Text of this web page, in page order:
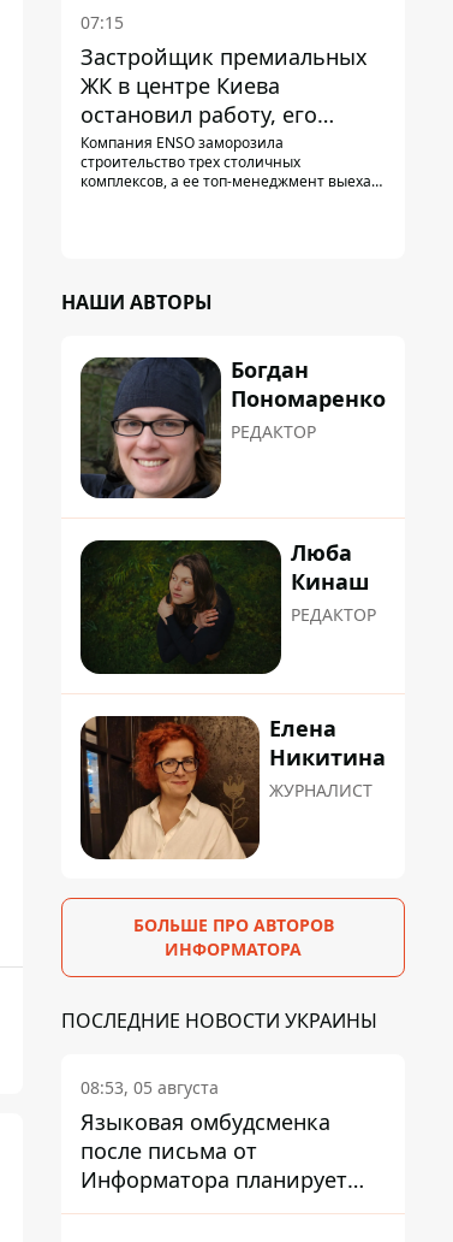
07:15
Застройщик премиальных
ЖК в центре Киева
остановил работу, его
руководители сбежали из
Украины - Bihus.info
Компания ENSO заморозила
строительство трех столичных
комплексов, а ее топ-менеджмент выехал
НАШИ АВТОРЫ
Богдан
Пономаренко
РЕДАКТОР
Люба
Кинаш
РЕДАКТОР
Елена
Никитина
ЖУРНАЛИСТ
БОЛЬШЕ ПРО АВТОРОВ
ИНФОРМАТОРА
ПОСЛЕДНИЕ НОВОСТИ УКРАИНЫ
08:53, 05 августа
Языковая омбудсменка
после письма от
Информатора планирует
наказать компанию-